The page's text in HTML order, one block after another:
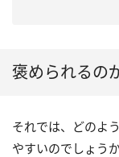
褒められるの
それでは、どのよ
やすいのでしょう